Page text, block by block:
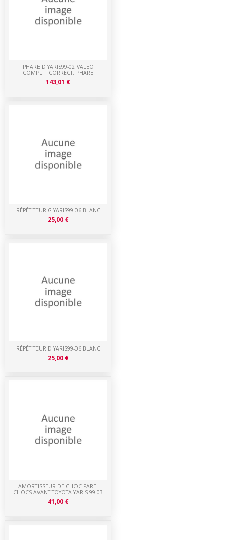
AMORTISSEUR DE CHOC PARE-
CHOCS AVANT TOYOTA YARIS 99-03
41,00 €
RÉPÉTITEUR D YARIS99-06 BLANC
25,00 €
RÉPÉTITEUR G YARIS99-06 BLANC
25,00 €
PHARE D YARIS99-02 VALEO
COMPL. +CORRECT. PHARE
143,01 €